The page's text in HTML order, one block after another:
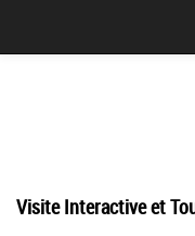
Aller
Visite Interactive et